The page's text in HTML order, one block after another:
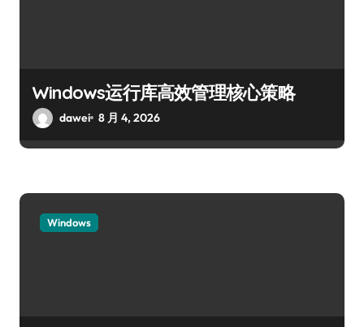
Windows运行库高效管理核心策略
dawei 8 月 4, 2026
Windows